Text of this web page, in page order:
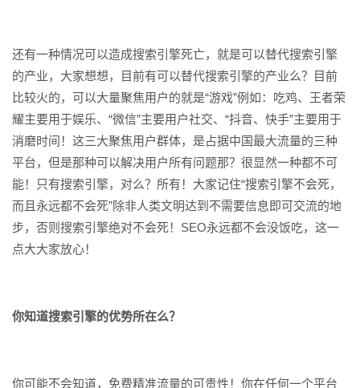
还有一种情况可以造成搜索引擎死亡，就是可以替代搜索引擎
的产业，大家想想，目前有可以替代搜索引擎的产业么？目前
比较火的，可以大量聚焦用户的就是“游戏”例如：吃鸡、王者荣
耀主要用于娱乐、“微信”主要用户社交、“抖音、快手”主要用于
消磨时间！这三大聚焦用户群体，是占据中国最大流量的三种
平台，但是那种可以解决用户所有问题那？很显然一种都不可
能！只有搜索引擎，对么？所有！大家记住“搜索引擎不会死，
而且永远都不会死”除非人类文明达到不需要信息即可交流的地
步，否则搜索引擎绝对不会死！SEO永远都不会没饭吃，这一
点大大家放心！
你知道搜索引擎的优势所在么？
你可能不会知道，免费精准流量的可贵性！你在任何一个平台